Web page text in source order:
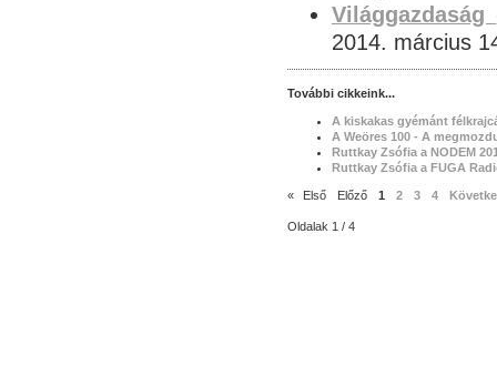
Világgazdaság
2014. március
További cikkeink...
A kiskakas gyémánt
A Weöres 100 - A
Ruttkay Zsófia a NODEM
Ruttkay Zsófia a FUGA
« Első Előző 1 2 3 4
Oldalak 1 / 4